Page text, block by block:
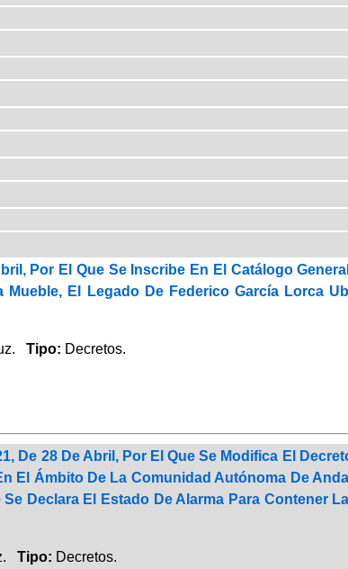
Por El Que Se Inscribe En El Catálogo
Mueble, El Legado De Federico García Lorca
Tipo: Decretos.
De 28 De Abril, Por El Que Se Modifica El
El Ámbito De La Comunidad Autónoma De
Se Declara El Estado De Alarma Para Contener
Tipo: Decretos.